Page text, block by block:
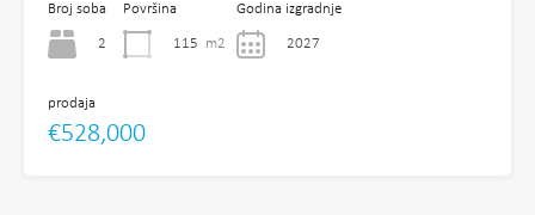
Broj soba
2
Površina
115 m2
Godina izgradnje
2027
prodaja
€528,000